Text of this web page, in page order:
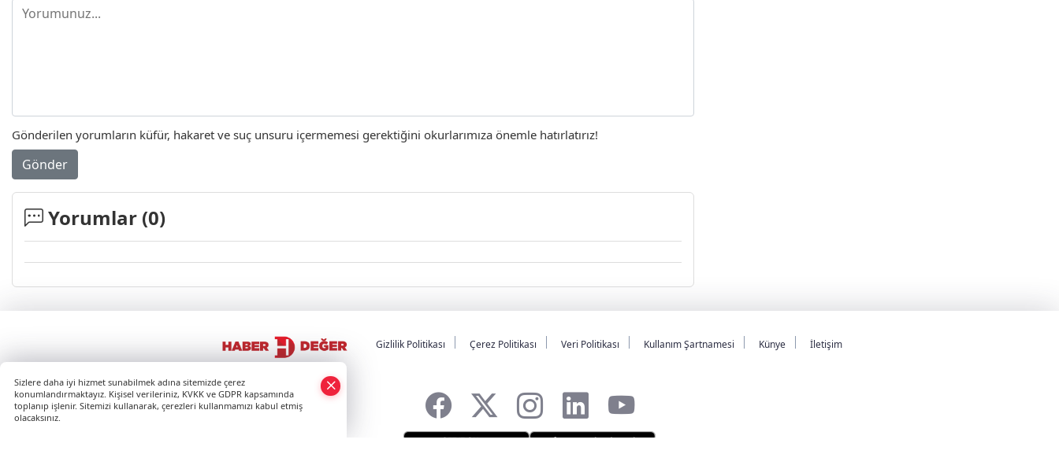
Gönderilen yorumların küfür, hakaret ve suç unsuru içermemesi gerektiğini okurlarımıza önemle hatırlatırız!
Gönder
Yorumlar (0)
Gizlilik Politikası Çerez Politikası Veri Politikası Kullanım Şartnamesi Künye İletişim
Sizlere daha iyi hizmet sunabilmek adına sitemizde çerez
konumlandırmaktayız. Kişisel verileriniz, KVKK ve GDPR kapsamında
toplanıp işlenir. Sitemizi kullanarak, çerezleri kullanmamızı kabul etmiş
olacaksınız.
Whatsapp
×